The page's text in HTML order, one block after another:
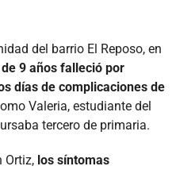
del barrio El Reposo, en
9 años falleció por
días de complicaciones de
Valeria, estudiante del
tercero de primaria.
Ortiz, los síntomas